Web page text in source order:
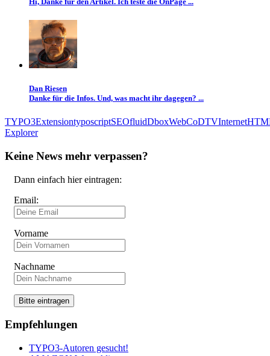
Dan Riesen
Danke für die Infos. Und, was macht ihr dagegen? ...
TYPO3ExtensiontyposcriptSEOfluidDboxWebCoDTVInternet
Explorer
Keine News mehr verpassen?
Dann einfach hier eintragen:
Email:
Vorname
Nachname
Empfehlungen
TYPO3-Autoren gesucht!